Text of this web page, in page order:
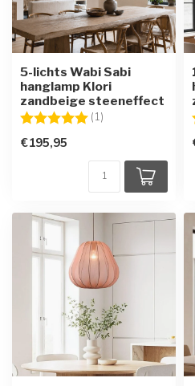
5-lichts Wabi Sabi
hanglamp Klori
zandbeige steeneffect
Beoordeling: (1)
€195,95